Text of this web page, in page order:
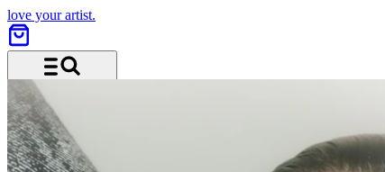
love your artist.
Menu and search